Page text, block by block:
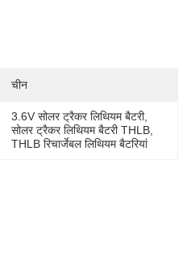
चीन
3.6V सोलर ट्रैकर लिथियम बैटरी,
सोलर ट्रैकर लिथियम बैटरी THLB
THLB रिचार्जेबल लिथियम बैटरियां